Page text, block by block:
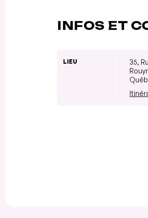
INFOS ET
LIEU
35,